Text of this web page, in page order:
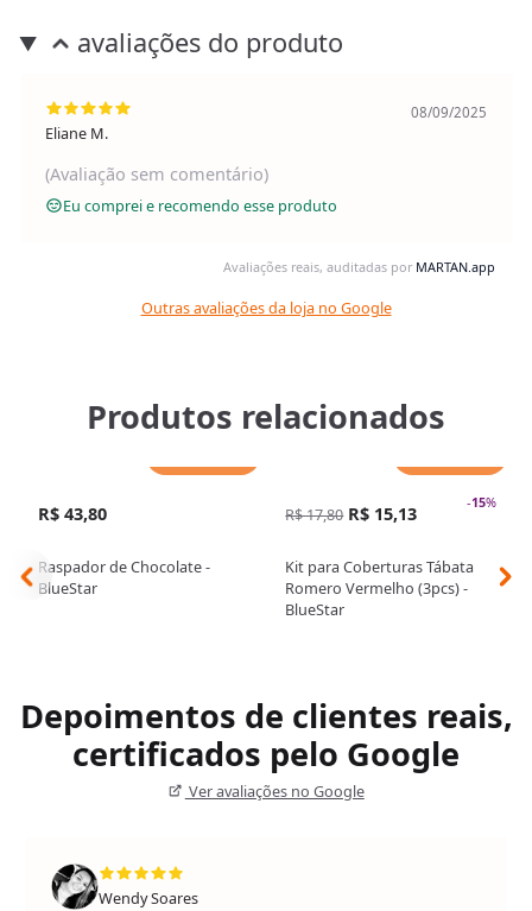
avaliações do produto
Eliane M.
08/09/2025
(Avaliação sem comentário)
Eu comprei e recomendo esse produto
Avaliações reais, auditadas por MARTAN.app
Outras avaliações da loja no Google
Produtos relacionados
R$ 43,80
Raspador de Chocolate -
BlueStar
-15%
R$ 17,80 R$ 15,13
Kit para Coberturas Tábata
Romero Vermelho (3pcs) -
BlueStar
Depoimentos de clientes reais,
certificados pelo Google
Ver avaliações no Google
Wendy Soares